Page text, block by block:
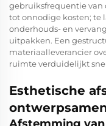
gebruiksfrequentie van
tot onnodige kosten; te
onderhouds- en
uitpakken. Een
materiaalleverancier
ruimte verduidelijkt
Esthetische